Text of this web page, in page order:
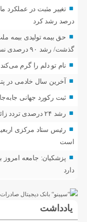
درصد رشد کرد
گذشت/ رشد ۹۰ درصدی نسبت به مدت مشابه سال گذشته
نام تو دلم را گرم
آخرین سال خادمی در
ثبت رکورد جهانی
رشد ۲۴ درصدی تردد زائران در اربعین از مرز مهران
است
پزشکیان: جامعه امروز
دارد
یادداشت